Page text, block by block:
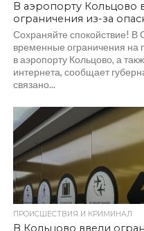
В аэропорту Кольцово
ограничения из-за
Сохраняйте спокойствие! В
временные ограничения на
в аэропорту Кольцово, а
интернета, сообщает
связано...
ПРОИСШЕСТВИЯ И КРИМИНАЛ
В Кольцово ввели